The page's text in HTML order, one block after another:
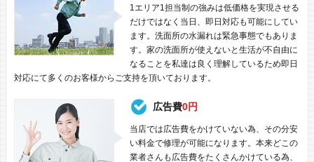
1エリア1担当制の強みは低価格を実現させる
だけではなく当日、即日対応も可能にしてい
ます。洗面所の水漏れは緊急事態でもありま
す。家の洗面所が使えないと生活が不自由に
なることを私達は良く理解しているため即日
対応にて多くのお客様からご支持を頂いております。
広告費0円
当店では広告費をかけていない為、その分安
い料金で修理が可能になります。本来どこの
業者さんも広告費をたくさんかけている為、